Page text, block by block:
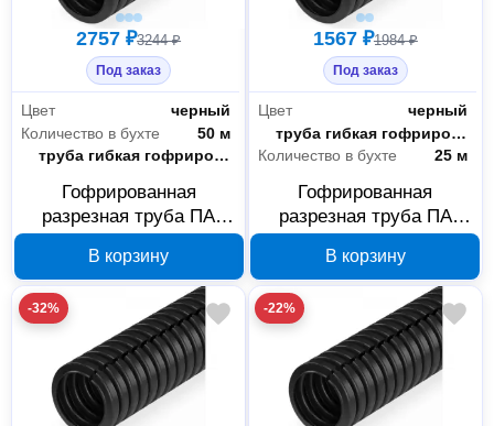
2757 ₽3244 ₽
Под заказ
Цвет
черный
Количество в бухте
50 м
Тип
труба гибкая гофрированная
Гофрированная
разрезная труба ПА
стойкая черная 9.8/13.2
мм 50 м PR02.0314
В корзину
1567 ₽1984 ₽
Под заказ
Цвет
черный
Тип
труба гибкая гофрированная
Количество в бухте
25 м
Гофрированная
разрезная труба ПА
стойкая черная 9.8/13.2
мм 25 м PR02.0315
В корзину
-32% -22%